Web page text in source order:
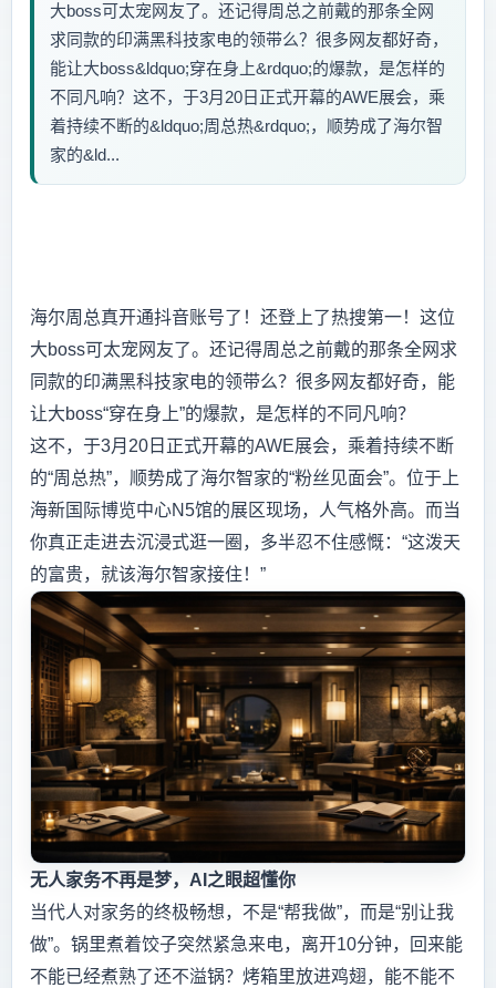
大boss可太宠网友了。还记得周总之前戴的那条全网
求同款的印满黑科技家电的领带么？很多网友都好奇，
能让大boss&ldquo;穿在身上&rdquo;的爆款，是怎样的
不同凡响？这不，于3月20日正式开幕的AWE展会，乘
着持续不断的&ldquo;周总热&rdquo;，顺势成了海尔智
家的&ld...
海尔周总真开通抖音账号了！还登上了热搜第一！这位
大boss可太宠网友了。还记得周总之前戴的那条全网求
同款的印满黑科技家电的领带么？很多网友都好奇，能
让大boss“穿在身上”的爆款，是怎样的不同凡响？
这不，于3月20日正式开幕的AWE展会，乘着持续不断
的“周总热”，顺势成了海尔智家的“粉丝见面会”。位于上
海新国际博览中心N5馆的展区现场，人气格外高。而当
你真正走进去沉浸式逛一圈，多半忍不住感慨：“这泼天
的富贵，就该海尔智家接住！”
无人家务不再是梦，AI之眼超懂你
当代人对家务的终极畅想，不是“帮我做”，而是“别让我
做”。锅里煮着饺子突然紧急来电，离开10分钟，回来能
不能已经煮熟了还不溢锅？烤箱里放进鸡翅，能不能不